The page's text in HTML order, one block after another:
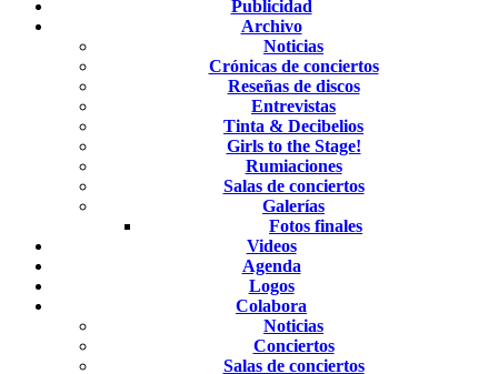
Publicidad
Archivo
Noticias
Crónicas de conciertos
Reseñas de discos
Entrevistas
Tinta & Decibelios
Girls to the Stage!
Rumiaciones
Salas de conciertos
Galerías
Fotos finales
Videos
Agenda
Logos
Colabora
Noticias
Conciertos
Salas de conciertos